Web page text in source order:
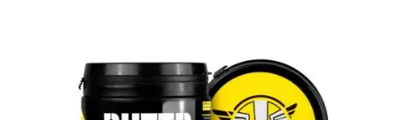
AÑADIR AL